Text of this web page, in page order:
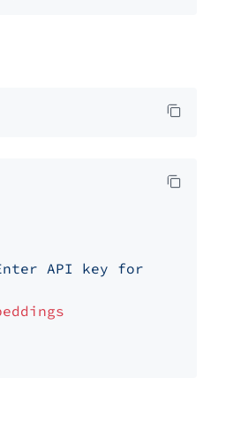
API key for NVIDIA: "